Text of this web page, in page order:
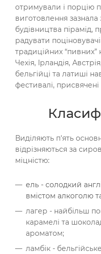
отримували і порцію
виготовлення зазнала
будівництва пірамід,
радувати
традиційних “пивних”
Чехія, Ірландія,
бельгійці та латиші
фестивалі,
Виділяють п'ять
відрізняються за
міцністю:
ель - солодкий
вмістом алкоголю
лагер - найбільш
карамелі та
ароматом;
ламбік -